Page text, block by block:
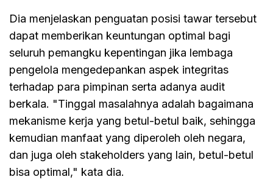
Dia menjelaskan penguatan posisi tawar tersebut
dapat memberikan keuntungan optimal bagi
seluruh pemangku kepentingan jika lembaga
pengelola mengedepankan aspek integritas
terhadap para pimpinan serta adanya audit
berkala. "Tinggal masalahnya adalah bagaimana
mekanisme kerja yang betul-betul baik, sehingga
kemudian manfaat yang diperoleh oleh negara,
dan juga oleh stakeholders yang lain, betul-betul
bisa optimal," kata dia.